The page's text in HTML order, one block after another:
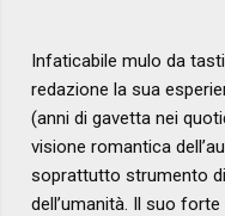
Infaticabile mulo da
redazione la sua
(anni di gavetta nei
visione romantica
soprattutto strumento
dell’umanità. Il suo